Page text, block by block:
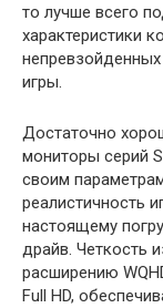
то лучше всего
характеристики
игры.
Достаточно
мониторы серий
своим
реалистичность
настоящему
драйв. Четкость
расширению
Full HD,